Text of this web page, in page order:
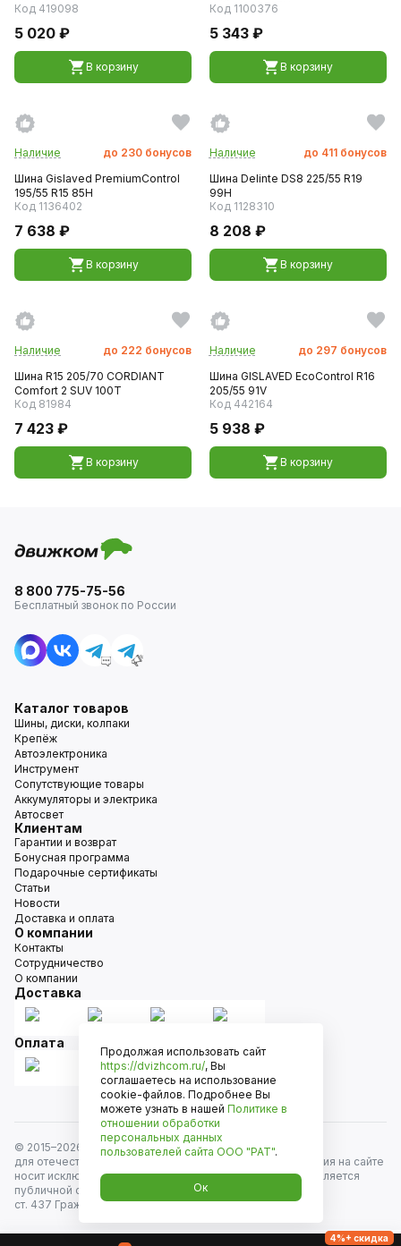
Код 419098
5 020 ₽
В корзину
Код 1100376
5 343 ₽
В корзину
Наличие до 230 бонусов
Шина Gislaved PremiumControl
195/55 R15 85H
Код 1136402
7 638 ₽
В корзину
Наличие до 411 бонусов
Шина Delinte DS8 225/55 R19
99H
Код 1128310
8 208 ₽
В корзину
Наличие до 222 бонусов
Шина R15 205/70 CORDIANT
Comfort 2 SUV 100T
Код 81984
7 423 ₽
В корзину
Наличие до 297 бонусов
Шина GISLAVED EcoControl R16
205/55 91V
Код 442164
5 938 ₽
В корзину
8 800 775-75-56
Бесплатный звонок по России
Каталог товаров
Шины, диски, колпаки
Крепёж
Автоэлектроника
Инструмент
Сопутствующие товары
Аккумуляторы и электрика
Автосвет
Клиентам
Гарантии и возврат
Бонусная программа
Подарочные сертификаты
Статьи
Новости
Доставка и оплата
О компании
Контакты
Сотрудничество
О компании
Доставка
Оплата
© 2015–2026
Движком — сеть магазинов автозапчастей
для отечественных автомобилей и иномарок. Информация на сайте
носит исключительно информационный характер и не является
публичной офертой, определяемой положениями
ст. 437 Гражданского кодекса РФ. Все права защищены.
4%+ скидка
Продолжая использовать сайт
https://dvizhcom.ru/, Вы
соглашаетесь на использование
cookie-файлов. Подробнее Вы
можете узнать в нашей Политике в
отношении обработки
персональных данных
пользователей сайта ООО "РАТ".
Ок